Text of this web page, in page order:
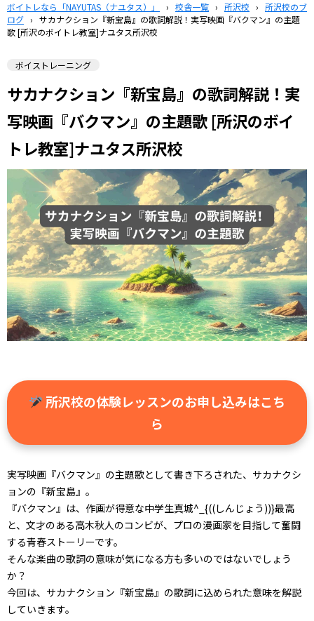
ボイトレなら「NAYUTAS（ナユタス）」 › 校舎一覧 › 所沢校 › 所沢校のブ
ログ › サカナクション『新宝島』の歌詞解説！実写映画『バクマン』の主題
歌 [所沢のボイトレ教室]ナユタス所沢校
ボイストレーニング
サカナクション『新宝島』の歌詞解説！実
写映画『バクマン』の主題歌 [所沢のボイ
トレ教室]ナユタス所沢校
所沢校の体験レッスンのお申し込みはこち
ら
実写映画『バクマン』の主題歌として書き下ろされた、サカナクシ
ョンの『新宝島』。
『バクマン』は、作画が得意な中学生真城^_{((しんじょう))}最高
と、文才のある高木秋人のコンビが、プロの漫画家を目指して奮闘
する青春ストーリーです。
そんな楽曲の歌詞の意味が気になる方も多いのではないでしょう
か？
今回は、サカナクション『新宝島』の歌詞に込められた意味を解説
していきます。